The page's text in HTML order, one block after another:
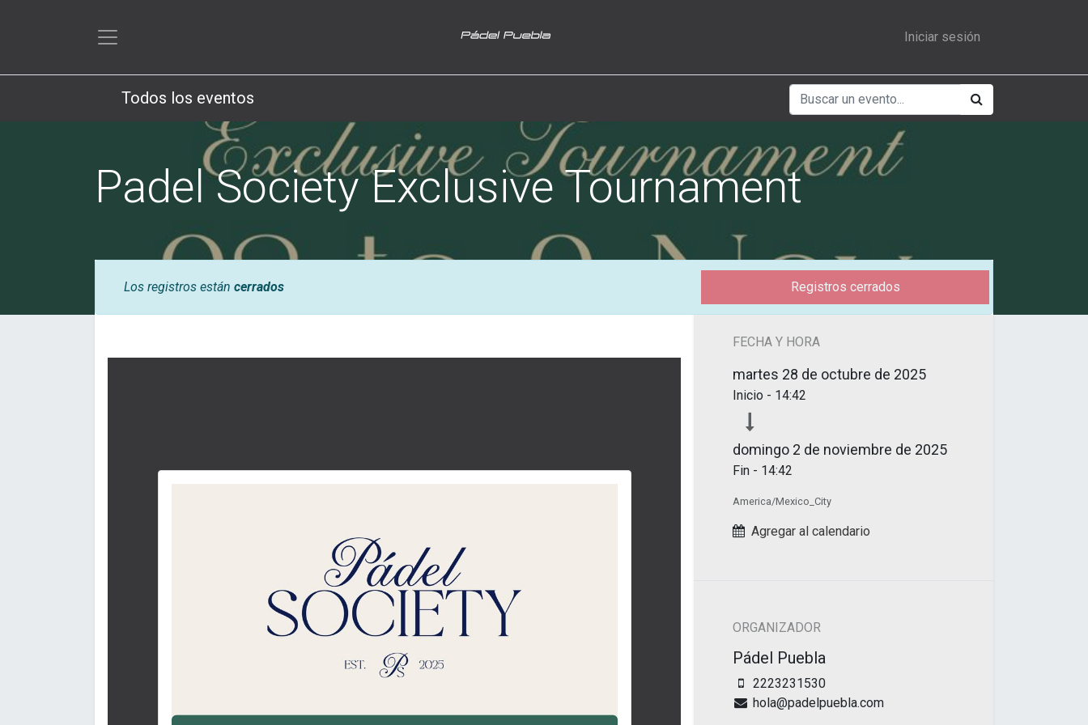
Iniciar sesión
Todos los eventos
Padel Society Exclusive Tournament
Los registros están cerrados Registros cerrados
FECHA Y HORA
martes 28 de octubre de 2025
Inicio - 14:42
domingo 2 de noviembre de 2025
Fin - 14:42
America/Mexico_City
Agregar al calendario
ORGANIZADOR
Pádel Puebla
2223231530
hola@padelpuebla.com